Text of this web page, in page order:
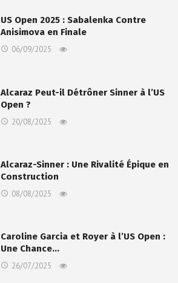
US Open 2025 : Sabalenka Contre
Anisimova en Finale
06/09/2025
Alcaraz Peut-il Détrôner Sinner à l’US
Open ?
20/08/2025
Alcaraz-Sinner : Une Rivalité Épique en
Construction
08/08/2025
Caroline Garcia et Royer à l’US Open :
Une Chance…
26/07/2025